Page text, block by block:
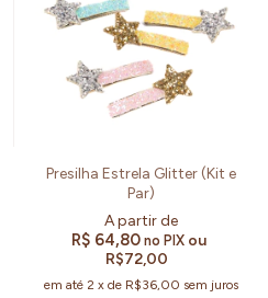
Presilha Estrela Glitter (Kit e
Par)
R$ 64,80no PIX ou
R$72,00
em até 2 x de R$36,00 sem juros